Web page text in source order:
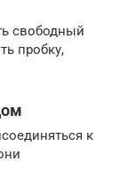
свободный
пробку,
к